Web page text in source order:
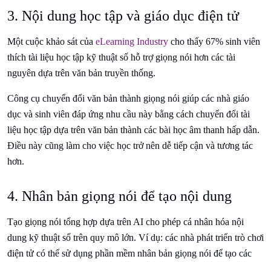
3. Nội dung học tập và giáo dục điện tử
Một cuộc khảo sát của eLearning Industry cho thấy 67% sinh viên
thích tài liệu học tập kỹ thuật số hỗ trợ giọng nói hơn các tài
nguyên dựa trên văn bản truyền thống.
Công cụ chuyển đổi văn bản thành giọng nói giúp các nhà giáo
dục và sinh viên đáp ứng nhu cầu này bằng cách chuyển đổi tài
liệu học tập dựa trên văn bản thành các bài học âm thanh hấp dẫn.
Điều này cũng làm cho việc học trở nên dễ tiếp cận và tương tác
hơn.
4. Nhân bản giọng nói để tạo nội dung
Tạo giọng nói tổng hợp dựa trên AI cho phép cá nhân hóa nội
dung kỹ thuật số trên quy mô lớn. Ví dụ: các nhà phát triển trò chơi
điện tử có thể sử dụng phần mềm nhân bản giọng nói để tạo các